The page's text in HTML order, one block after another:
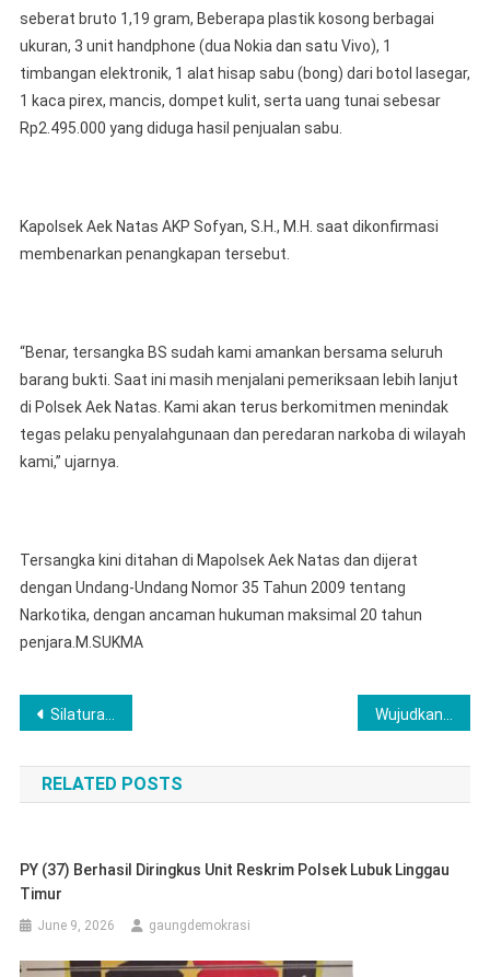
seberat bruto 1,19 gram, Beberapa plastik kosong berbagai
ukuran, 3 unit handphone (dua Nokia dan satu Vivo), 1
timbangan elektronik, 1 alat hisap sabu (bong) dari botol lasegar,
1 kaca pirex, mancis, dompet kulit, serta uang tunai sebesar
Rp2.495.000 yang diduga hasil penjualan sabu.
Kapolsek Aek Natas AKP Sofyan, S.H., M.H. saat dikonfirmasi
membenarkan penangkapan tersebut.
“Benar, tersangka BS sudah kami amankan bersama seluruh
barang bukti. Saat ini masih menjalani pemeriksaan lebih lanjut
di Polsek Aek Natas. Kami akan terus berkomitmen menindak
tegas pelaku penyalahgunaan dan peredaran narkoba di wilayah
kami,” ujarnya.
Tersangka kini ditahan di Mapolsek Aek Natas dan dijerat
dengan Undang-Undang Nomor 35 Tahun 2009 tentang
Narkotika, dengan ancaman hukuman maksimal 20 tahun
penjara.M.SUKMA
Post
navigation
Silaturahmi Lintas Sektoral, Satbinmas Polres Musi Rawas Bersama Sat Pol PP Damkar dan Dinkes Bahas Persiapan Latkatpuan Bhabinkamtibmas
RELATED POSTS
PY (37) Berhasil Diringkus Unit Reskrim Polsek Lubuk Linggau
Timur
June 9, 2026 gaungdemokrasi